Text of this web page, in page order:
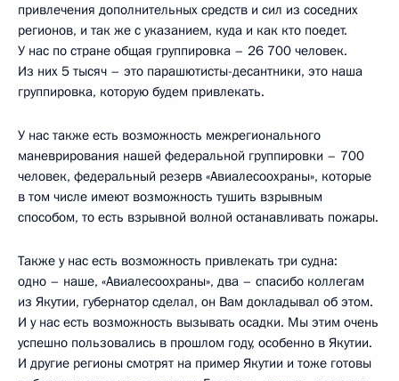
привлечения дополнительных средств и сил из соседних
регионов, и так же с указанием, куда и как кто поедет.
У нас по стране общая группировка – 26 700 человек.
Из них 5 тысяч – это парашютисты-десантники, это наша
группировка, которую будем привлекать.
У нас также есть возможность межрегионального
маневрирования нашей федеральной группировки – 700
человек, федеральный резерв «Авиалесоохраны», которые
в том числе имеют возможность тушить взрывным
способом, то есть взрывной волной останавливать пожары.
Также у нас есть возможность привлекать три судна:
одно – наше, «Авиалесоохраны», два – спасибо коллегам
из Якутии, губернатор сделал, он Вам докладывал об этом.
И у нас есть возможность вызывать осадки. Мы этим очень
успешно пользовались в прошлом году, особенно в Якутии.
И другие регионы смотрят на пример Якутии и тоже готовы